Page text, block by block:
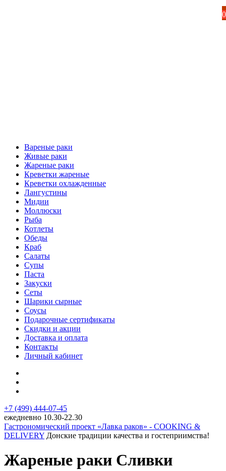
Вареные раки
Живые раки
Жареные раки
Креветки жареные
Креветки охлажденные
Лангустины
Мидии
Моллюски
Рыба
Котлеты
Обеды
Краб
Салаты
Супы
Паста
Закуски
Сеты
Шарики сырные
Соусы
Подарочные сертификаты
Скидки и акции
Доставка и оплата
Контакты
Личный кабинет
+7 (499) 444-07-45
ежедневно 10.30-22.30
Гастрономический проект «Лавка раков» - COOKING &
DELIVERY Донские традиции качества и гостеприимства!
Жареные раки Сливки
0